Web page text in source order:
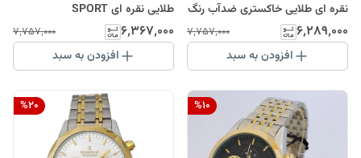
نقره ای طلایی خاکستری ضدآب رنگ
ثابتROMANSONسه موتور
کرنوگراف
۶٬۲۸۹٬۰۰۰ ۷٬۷۵۷٬۰۰۰
افزودن به سبد
طلایی نقره ای SPORT
اسپرتROMANSON سه موتوره
ضدآب ساعت خاص عقربه ای بند
فلزی کرنوگراف
۶٬۳۶۷٬۰۰۰ ۷٬۷۵۷٬۰۰۰
افزودن به سبد
%10
%20